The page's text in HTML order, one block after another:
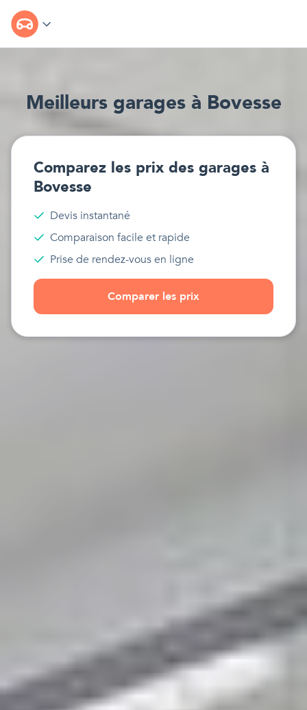
Meilleurs garagesà Bovesse
Comparez les prix des garages à
Bovesse
Devis instantané
Comparaison facile et rapide
Prise de rendez-vous en ligne
Comparer les prix